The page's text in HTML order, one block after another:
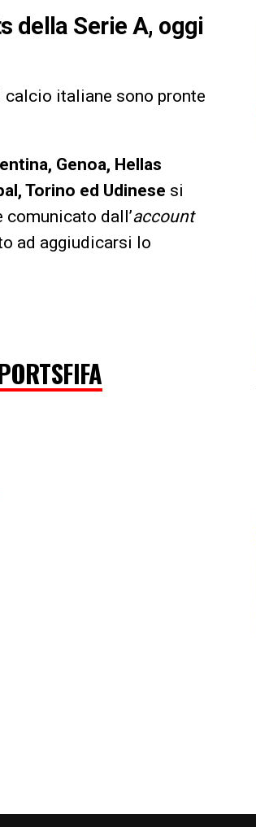
della Serie A, oggi
italiane sono pronte
Genoa, Hellas
Torino ed Udinese si
dall’account
ad aggiudicarsi lo